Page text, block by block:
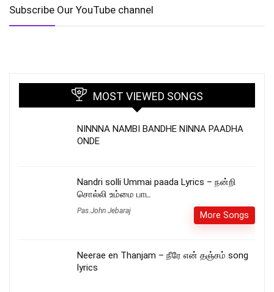
Subscribe Our YouTube channel
MOST VIEWED SONGS
NINNNA NAMBI BANDHE NINNA PAADHA
ONDE
Nandri solli Ummai paada Lyrics – நன்றி
சொல்லி உம்மை பாட
Pas.John Jebaraj More Songs
Neerae en Thanjam – நீரே என் தஞ்சம் song
lyrics